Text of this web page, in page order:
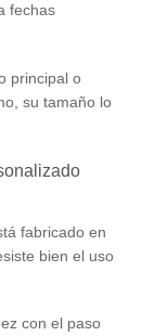
fechas
principal o
su tamaño lo
fabricado en
bien el uso
con el paso